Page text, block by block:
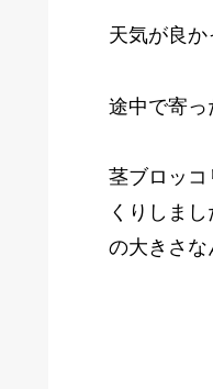
天気が良か
途中で寄っ
茎ブロッ
くりしま
の大きさな